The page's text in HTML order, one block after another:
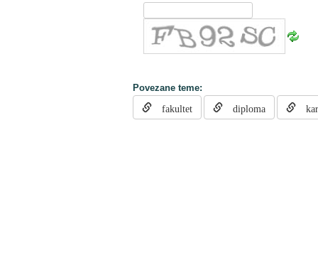
Povezane teme:
fakultet diploma